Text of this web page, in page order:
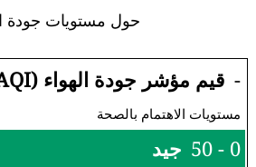
حول مستويات جودة
- قيم مؤشر جودة الهواء (AQI).
مستويات الاهتمام بالصحة
0 - 50 جيد